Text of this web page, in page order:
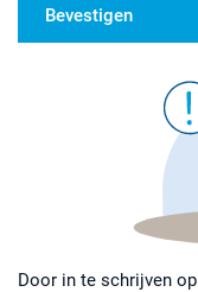
Bevestigen
Door in te schrijven op